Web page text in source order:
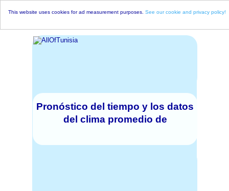
This website uses cookies for ad measurement purposes. See our cookie and privacy policy!
Pronóstico del tiempo y los datos
del clima promedio de